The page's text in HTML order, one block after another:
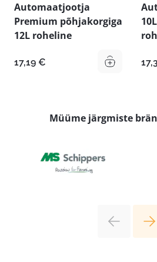
Automaatjootja
Premium põhjakorgiga
12L roheline
17,19 €
Müüme järgmiste